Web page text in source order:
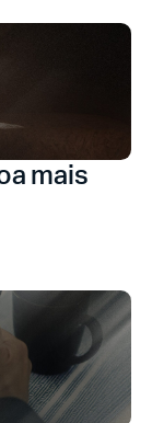
mais